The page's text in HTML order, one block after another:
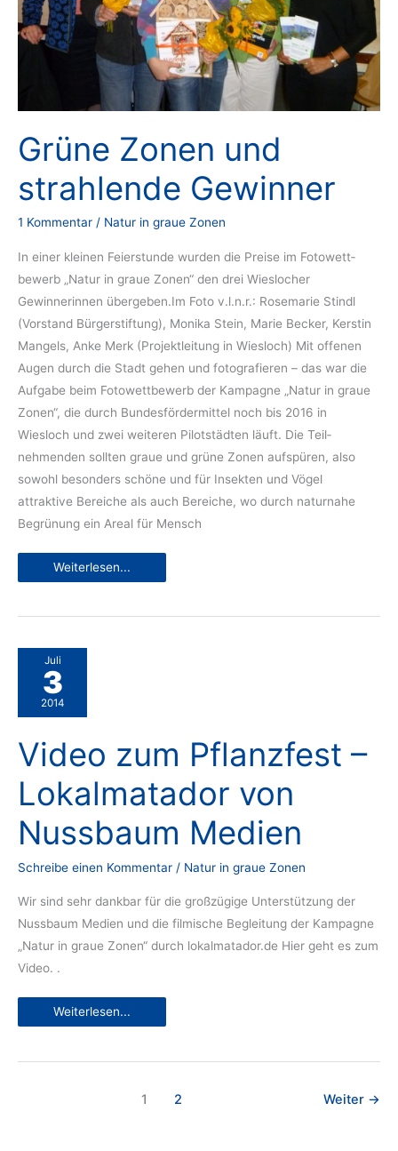
Grüne Zonen und
strahlende Gewinner
1 Kommentar / Natur in graue Zonen
In einer kleinen Feierstunde wurden die Preise im Fotowett­
bewerb „Natur in graue Zonen“ den drei Wieslocher
Gewinnerinnen übergeben.Im Foto v.l.n.r.: Rosemarie Stindl
(Vorstand Bürgerstiftung), Monika Stein, Marie Becker, Kerstin
Mangels, Anke Merk (Projektleitung in Wiesloch) Mit offenen
Augen durch die Stadt gehen und fotografieren – das war die
Aufgabe beim Fotowettbewerb der Kampagne „Natur in graue
Zonen“, die durch Bundes­förder­mittel noch bis 2016 in
Wiesloch und zwei weiteren Pilotstädten läuft. Die Teil­
nehmenden sollten graue und grüne Zonen aufspüren, also
sowohl besonders schöne und für Insekten und Vögel
attraktive Bereiche als auch Bereiche, wo durch natur­nahe
Begrünung ein Areal für Mensch
Grüne
Weiterlesen...
Juli
3
2014
Video zum Pflanzfest –
Lokalmatador von
Nussbaum Medien
Schreibe einen Kommentar / Natur in graue Zonen
Wir sind sehr dankbar für die großzügige Unterstützung der
Nussbaum Medien und die filmische Begleitung der Kampagne
„Natur in graue Zonen“ durch lokalmatador.de Hier geht es zum
Video. .
Video
Weiterlesen...
1 2 Weiter →